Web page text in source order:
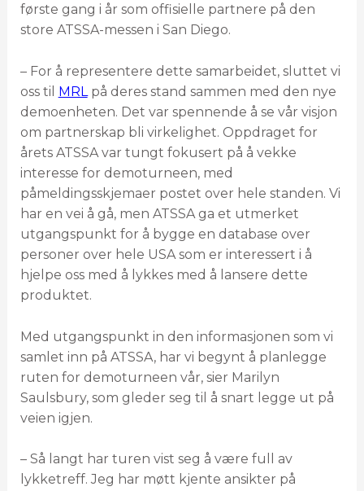
første gang i år som offisielle partnere på den
store ATSSA-messen i San Diego.
– For å representere dette samarbeidet, sluttet vi
oss til MRLpå deres stand sammen med den nye
demoenheten. Det var spennende å se vår visjon
om partnerskap bli virkelighet. Oppdraget for
årets ATSSA var tungt fokusert på å vekke
interesse for demoturneen, med
påmeldingsskjemaer postet over hele standen. Vi
har en vei å gå, men ATSSA ga et utmerket
utgangspunkt for å bygge en database over
personer over hele USA som er interessert i å
hjelpe oss med å lykkes med å lansere dette
produktet.
Med utgangspunkt in den informasjonen som vi
samlet inn på ATSSA, har vi begynt å planlegge
ruten for demoturneen vår, sier Marilyn
Saulsbury, som gleder seg til å snart legge ut på
veien igjen.
– Så langt har turen vist seg å være full av
lykketreff. Jeg har møtt kjente ansikter på